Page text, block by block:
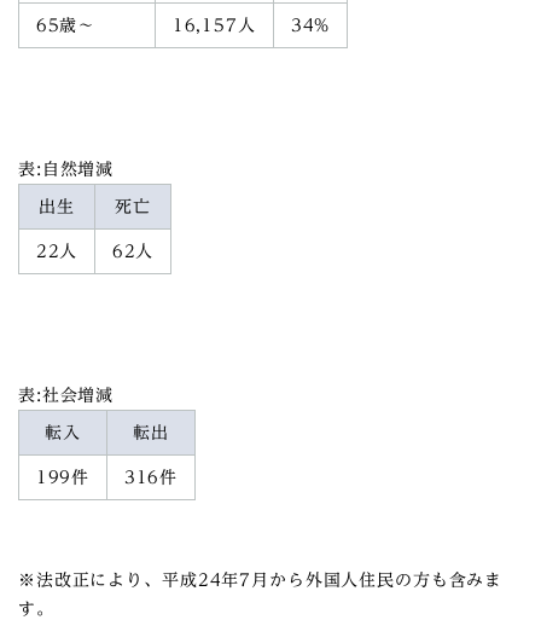
65歳～ 16,157人 34%
表:自然増減
出生 死亡
22人 62人
表:社会増減
転入 転出
199件 316件
※法改正により、平成24年7月から外国人住民の方も含みま
す。